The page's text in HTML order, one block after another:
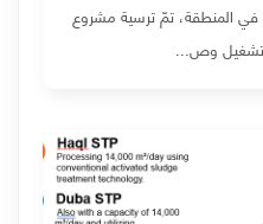
في المنطقة، تمّ ترسية مشروع
تشغيل وص...